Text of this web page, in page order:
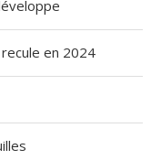
en 2024